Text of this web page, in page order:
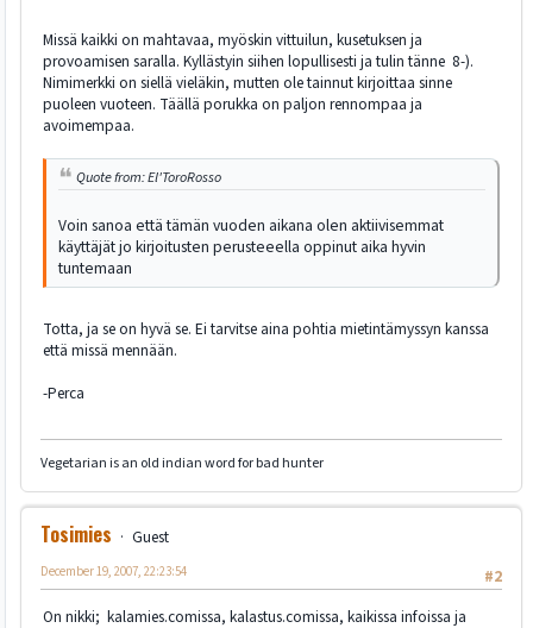
Missä kaikki on mahtavaa, myöskin vittuilun, kusetuksen ja
provoamisen saralla. Kyllästyin siihen lopullisesti ja tulin tänne 8-).
Nimimerkki on siellä vieläkin, mutten ole tainnut kirjoittaa sinne
puoleen vuoteen. Täällä porukka on paljon rennompaa ja
avoimempaa.
Quote from: El'ToroRosso
Voin sanoa että tämän vuoden aikana olen aktiivisemmat
käyttäjät jo kirjoitusten perusteeella oppinut aika hyvin
tuntemaan
Totta, ja se on hyvä se. Ei tarvitse aina pohtia mietintämyssyn kanssa
että missä mennään.
-Perca
Vegetarian is an old indian word for bad hunter
Tosimies
Guest
#2
December 19, 2007, 22:23:54
On nikki; kalamies.comissa, kalastus.comissa, kaikissa infoissa ja